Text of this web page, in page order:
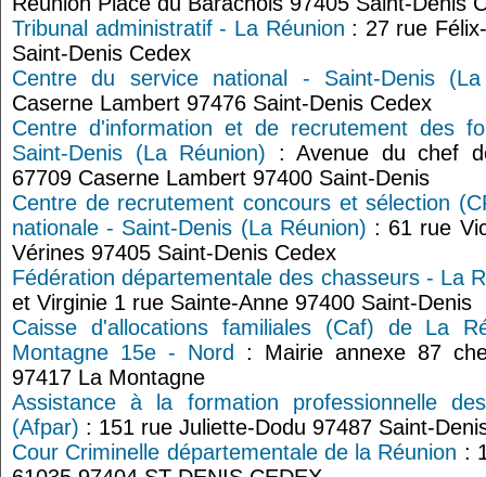
Tribunal administratif - La Réunion : 27 rue
Saint-Denis Cedex
Centre du service national - Saint-Denis (La
Caserne Lambert 97476 Saint-Denis Cedex
Centre d'information et de recrutement des
Saint-Denis (La Réunion) : Avenue du chef
67709 Caserne Lambert 97400 Saint-Denis
Centre de recrutement concours et sélection
nationale - Saint-Denis (La Réunion) : 61 rue
Vérines 97405 Saint-Denis Cedex
Fédération départementale des chasseurs - La
et Virginie 1 rue Sainte-Anne 97400 Saint-Denis
Caisse d'allocations familiales (Caf) de La
Montagne 15e - Nord
: Mairie annexe 87
97417 La Montagne
Assistance à la formation professionnelle
(Afpar) : 151 rue Juliette-Dodu 97487 Saint-
Cour Criminelle départementale de la Réunion :